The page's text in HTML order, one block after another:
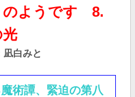
のようです 8.
白みと
術譚、緊迫の第八